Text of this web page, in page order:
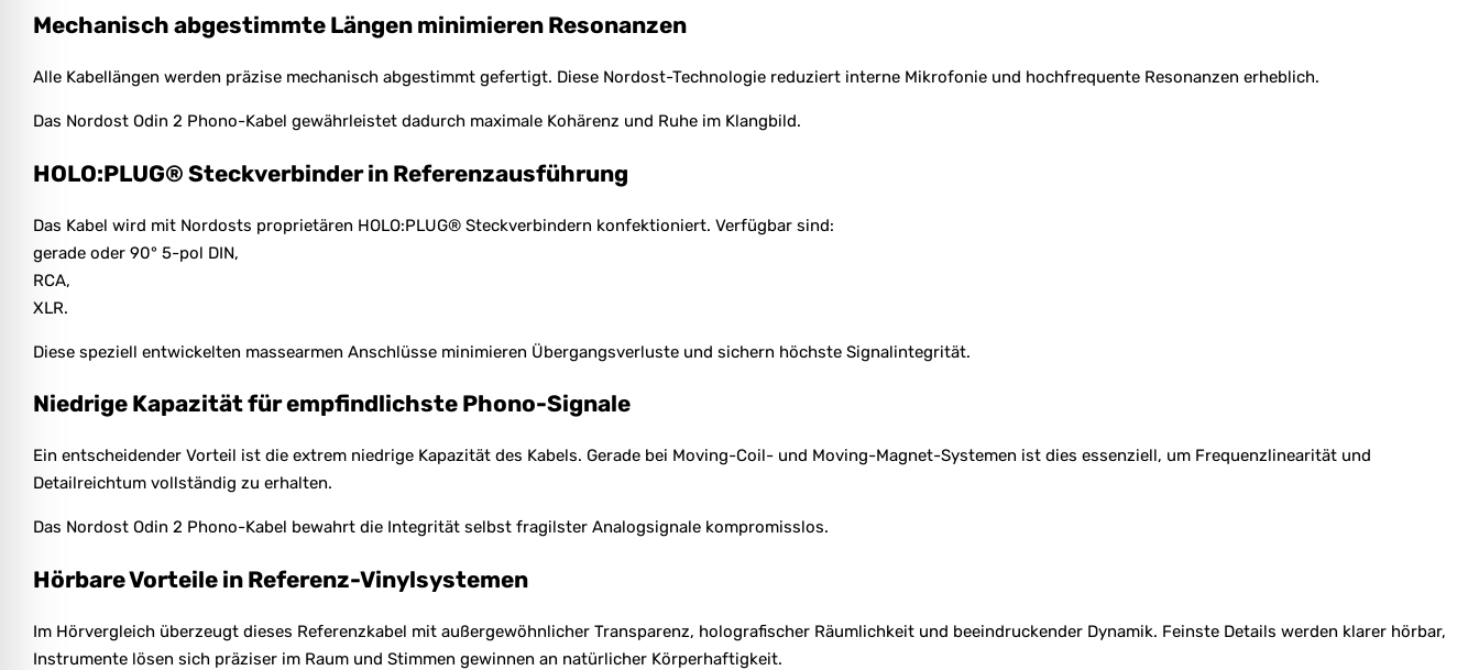
Mechanisch abgestimmte Längen minimieren Resonanzen
Alle Kabellängen werden präzise mechanisch abgestimmt gefertigt. Diese Nordost-Technologie reduziert interne Mikrofonie und hochfrequente Resonanzen erheblich.
Das Nordost Odin 2 Phono-Kabel gewährleistet dadurch maximale Kohärenz und Ruhe im Klangbild.
HOLO:PLUG® Steckverbinder in Referenzausführung
Das Kabel wird mit Nordosts proprietären HOLO:PLUG® Steckverbindern konfektioniert. Verfügbar sind:
gerade oder 90° 5-pol DIN,
RCA,
XLR.
Diese speziell entwickelten massearmen Anschlüsse minimieren Übergangsverluste und sichern höchste Signalintegrität.
Niedrige Kapazität für empfindlichste Phono-Signale
Ein entscheidender Vorteil ist die extrem niedrige Kapazität des Kabels. Gerade bei Moving-Coil- und Moving-Magnet-Systemen ist dies essenziell, um Frequenzlinearität und
Detailreichtum vollständig zu erhalten.
Das Nordost Odin 2 Phono-Kabel bewahrt die Integrität selbst fragilster Analogsignale kompromisslos.
Hörbare Vorteile in Referenz-Vinylsystemen
Im Hörvergleich überzeugt dieses Referenzkabel mit außergewöhnlicher Transparenz, holografischer Räumlichkeit und beeindruckender Dynamik. Feinste Details werden klarer hörbar,
Instrumente lösen sich präziser im Raum und Stimmen gewinnen an natürlicher Körperhaftigkeit.